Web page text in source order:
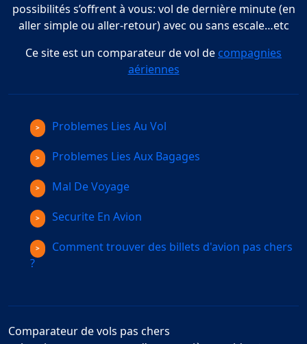
possibilités s’offrent à vous: vol de dernière minute (en
aller simple ou aller-retour) avec ou sans escale…etc
Ce site est un comparateur de vol de compagnies
aériennes
Problemes Lies Au Vol
Problemes Lies Aux Bagages
Mal De Voyage
Securite En Avion
Comment trouver des billets d'avion pas chers
?
Comparateur de vols pas chers